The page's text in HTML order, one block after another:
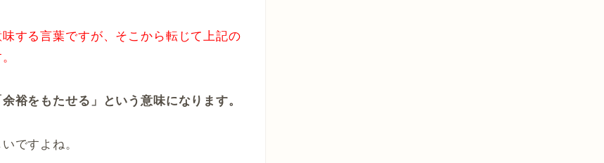
する言葉ですが、そこから転じて上記の
裕をもたせる」という意味になります。
ですよね。